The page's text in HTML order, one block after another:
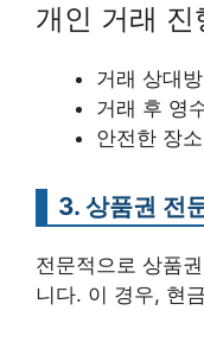
개인 거래
거래 상대
거래 후 영
안전한 장
3. 상품권 전
전문적으로 상품
니다. 이 경우, 현